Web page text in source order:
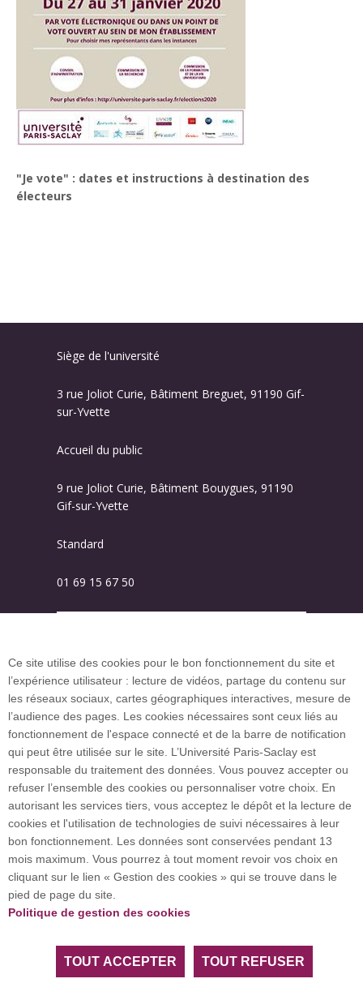
"Je vote" : dates et instructions à destination des
électeurs
Siège de l'université
3 rue Joliot Curie, Bâtiment Breguet, 91190 Gif-
sur-Yvette
Accueil du public
9 rue Joliot Curie, Bâtiment Bouygues, 91190
Gif-sur-Yvette
Standard
01 69 15 67 50
Plan du site
Investissement d’avenir (CGI)
Accueil des publics internationaux
L’Université Paris-Saclay coordonne l'Alliance
européenne EUGLOH et est membre des réseaux
européens et internationaux CESAER, EUA, EUF,
Tous droits réservés Université Paris-Saclay
Ce site utilise des cookies pour le bon fonctionnement du site et
l’expérience utilisateur : lecture de vidéos, partage du contenu sur
les réseaux sociaux, cartes géographiques interactives, mesure de
l’audience des pages. Les cookies nécessaires sont ceux liés au
fonctionnement de l'espace connecté et de la barre de notification
qui peut être utilisée sur le site. L’Université Paris-Saclay est
responsable du traitement des données. Vous pouvez accepter ou
refuser l’ensemble des cookies ou personnaliser votre choix. En
autorisant les services tiers, vous acceptez le dépôt et la lecture de
cookies et l'utilisation de technologies de suivi nécessaires à leur
bon fonctionnement. Les données sont conservées pendant 13
mois maximum. Vous pourrez à tout moment revoir vos choix en
cliquant sur le lien « Gestion des cookies » qui se trouve dans le
pied de page du site.
Politique de gestion des cookies
TOUT ACCEPTER TOUT REFUSER